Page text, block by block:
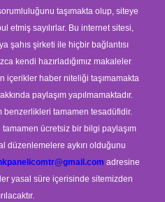
taşımakta olup, siteye
etmiş sayılırlar. Bu internet sitesi,
şahıs şirketi ile hiçbir bağlantısı
kendi hazırladığımız makaleler
içerikler haber niteliği taşımamakta
paylaşım yapılmamaktadır.
benzerlikleri tamamen tesadüfidir.
ücretsiz bir bilgi paylaşım
düzenlemelere aykırı olduğunu
adresine
yasal süre içerisinde sitemizden